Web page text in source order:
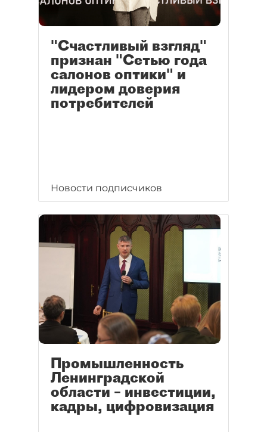
"Счастливый взгляд"
признан "Сетью года
салонов оптики" и
лидером доверия
потребителей
Новости подписчиков
Промышленность
Ленинградской
области – инвестиции,
кадры, цифровизация